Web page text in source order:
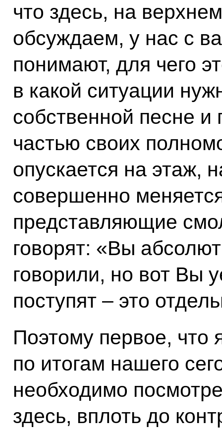
что здесь, на
обсуждаем, у нас с
понимают, для чего
в какой ситуации
собственной песне и
частью своих
опускается на этаж,
совершенно
представляющие
говорят: «Вы
говорили, но вот Вы
поступят – это
Поэтому первое, что
по итогам нашего
необходимо
здесь, вплоть до